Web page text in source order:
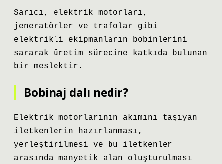
Sarıcı, elektrik motorları,
jeneratörler ve trafolar gibi
elektrikli ekipmanların bobinlerini
sararak üretim sürecine katkıda bulunan
bir meslektir.
Bobinaj dalı nedir?
Elektrik motorlarının akımını taşıyan
iletkenlerin hazırlanması,
yerleştirilmesi ve bu iletkenler
arasında manyetik alan oluşturulması